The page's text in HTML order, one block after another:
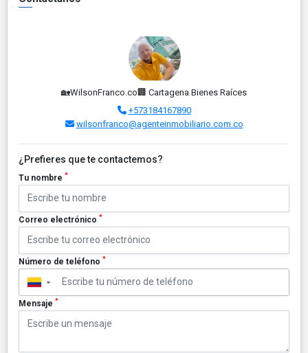
🏡WilsonFranco.co🏢 Cartagena Bienes Raíces
+573184167890
wilsonfranco@agenteinmobiliario.com.co
¿Prefieres que te contactemos?
Tu nombre *
Correo electrónico *
Número de teléfono *
▼
Mensaje *